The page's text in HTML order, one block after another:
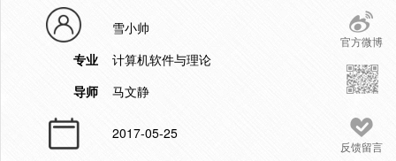
官方微博
反馈留言
雪小帅
专业
计算机软件与理论
导师
马文静
2017-05-25